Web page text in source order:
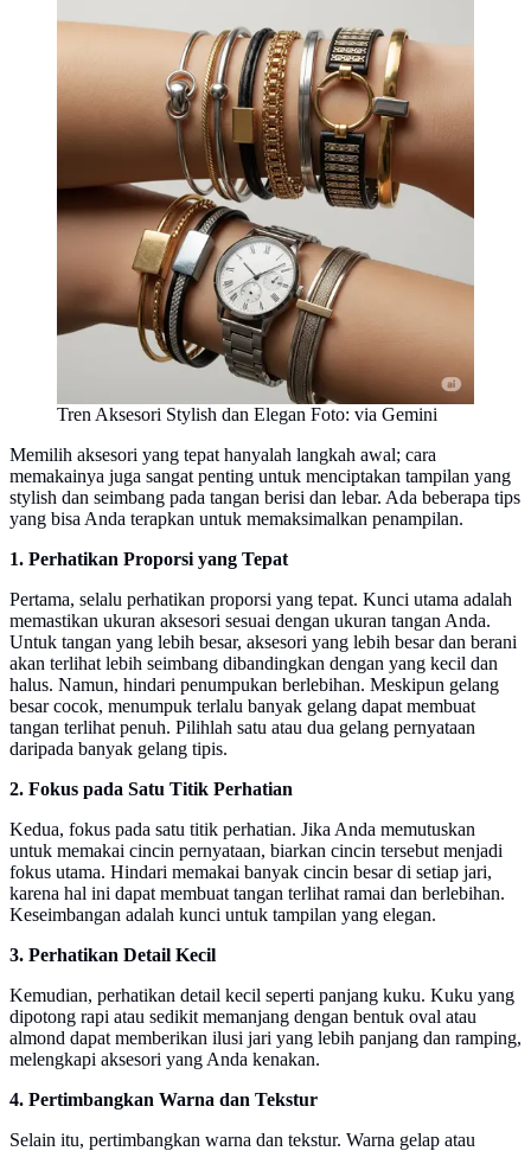
Tren Aksesori Stylish dan Elegan Foto: via Gemini
Memilih aksesori yang tepat hanyalah langkah awal; cara
memakainya juga sangat penting untuk menciptakan tampilan yang
stylish dan seimbang pada tangan berisi dan lebar. Ada beberapa tips
yang bisa Anda terapkan untuk memaksimalkan penampilan.
1. Perhatikan Proporsi yang Tepat
Pertama, selalu perhatikan proporsi yang tepat. Kunci utama adalah
memastikan ukuran aksesori sesuai dengan ukuran tangan Anda.
Untuk tangan yang lebih besar, aksesori yang lebih besar dan berani
akan terlihat lebih seimbang dibandingkan dengan yang kecil dan
halus. Namun, hindari penumpukan berlebihan. Meskipun gelang
besar cocok, menumpuk terlalu banyak gelang dapat membuat
tangan terlihat penuh. Pilihlah satu atau dua gelang pernyataan
daripada banyak gelang tipis.
2. Fokus pada Satu Titik Perhatian
Kedua, fokus pada satu titik perhatian. Jika Anda memutuskan
untuk memakai cincin pernyataan, biarkan cincin tersebut menjadi
fokus utama. Hindari memakai banyak cincin besar di setiap jari,
karena hal ini dapat membuat tangan terlihat ramai dan berlebihan.
Keseimbangan adalah kunci untuk tampilan yang elegan.
3. Perhatikan Detail Kecil
Kemudian, perhatikan detail kecil seperti panjang kuku. Kuku yang
dipotong rapi atau sedikit memanjang dengan bentuk oval atau
almond dapat memberikan ilusi jari yang lebih panjang dan ramping,
melengkapi aksesori yang Anda kenakan.
4. Pertimbangkan Warna dan Tekstur
Selain itu, pertimbangkan warna dan tekstur. Warna gelap atau